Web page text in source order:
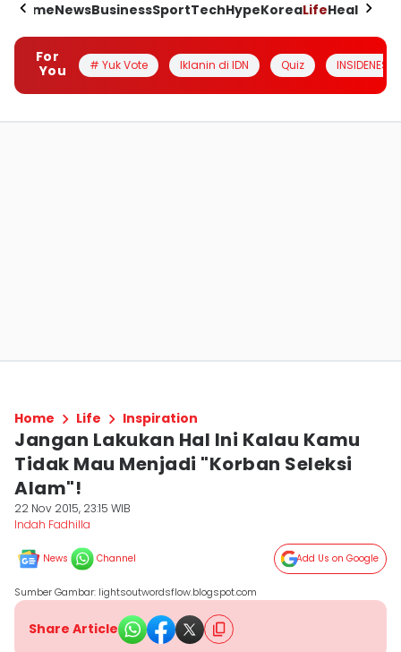
HomeNewsBusinessSportTechHypeKoreaLifeHealth
For
You
# Yuk Vote Iklanin di IDN Quiz INSIDENESIA
Home Life Inspiration
Jangan Lakukan Hal Ini Kalau Kamu
Tidak Mau Menjadi "Korban Seleksi
Alam"!
22 Nov 2015, 23:15 WIB
Indah Fadhilla
News Channel Add Us on Google
Sumber Gambar: lightsoutwordsflow.blogspot.com
Share Article